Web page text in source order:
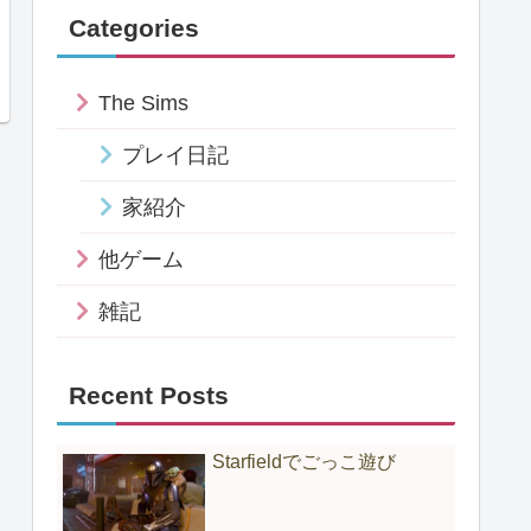
Categories
The Sims
プレイ日記
家紹介
他ゲーム
雑記
Recent Posts
Starfieldでごっこ遊び